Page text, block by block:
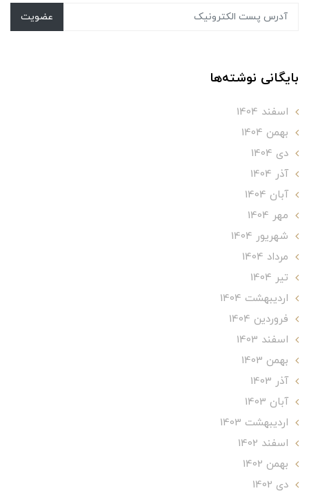
عضویت
بایگانی نوشته‌ها
اسفند 1404
بهمن 1404
دی 1404
آذر 1404
آبان 1404
مهر 1404
شهریور 1404
مرداد 1404
تير 1404
ارديبهشت 1404
فروردین 1404
اسفند 1403
بهمن 1403
آذر 1403
آبان 1403
ارديبهشت 1403
اسفند 1402
بهمن 1402
دی 1402